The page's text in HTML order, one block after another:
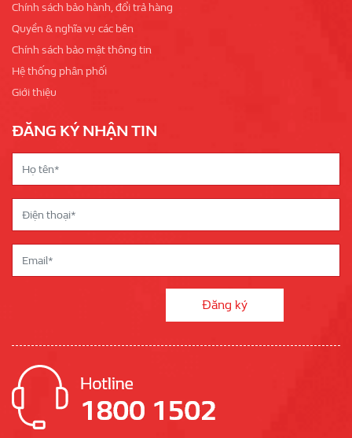
Chính sách bảo hành, đổi trả hàng
Quyền & nghĩa vụ các bên
Chính sách bảo mật thông tin
Hệ thống phân phối
Giới thiệu
ĐĂNG KÝ NHẬN TIN